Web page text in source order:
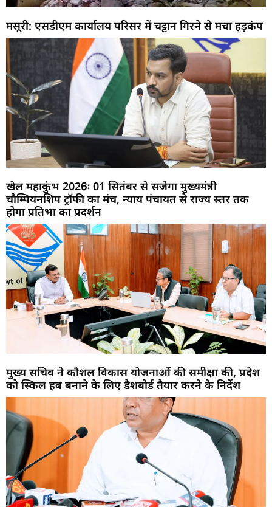
मसूरी: एसडीएम कार्यालय परिसर में चट्टान गिरने से मचा हड़कंप
खेल महाकुंभ 2026ः 01 सितंबर से सजेगा मुख्यमंत्री
चौम्पियनशिप ट्रॉफी का मंच, न्याय पंचायत से राज्य स्तर तक
होगा प्रतिभा का प्रदर्शन
मुख्य सचिव ने कौशल विकास योजनाओं की समीक्षा की, प्रदेश
को स्किल हब बनाने के लिए डैशबोर्ड तैयार करने के निर्देश